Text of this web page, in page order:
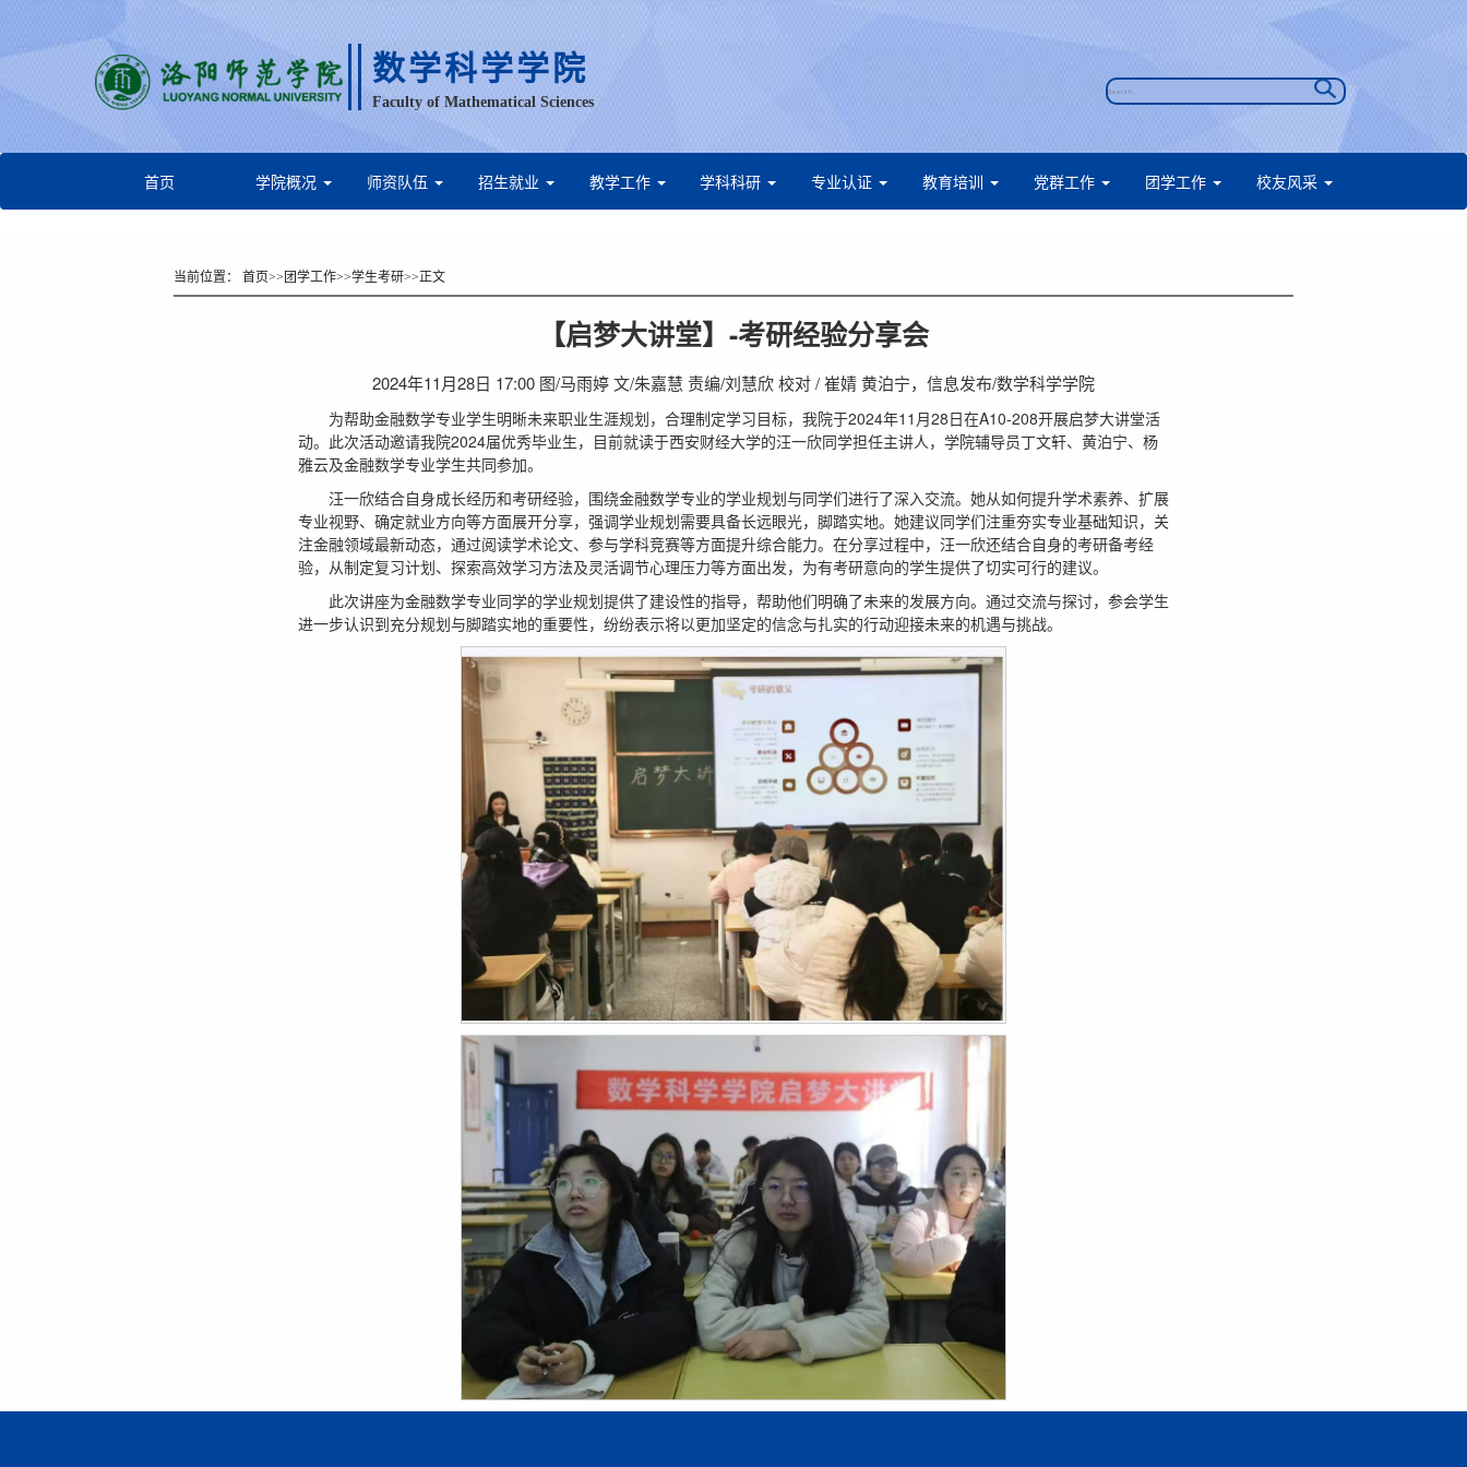
数学科学学院
Faculty of Mathematical Sciences
首页 学院概况 师资队伍 招生就业 教学工作 学科科研 专业认证 教育培训 党群工作 团学工作 校友风采
当前位置： 首页>> 团学工作>>学生考研>>正文
【启梦大讲堂】-考研经验分享会
2024年11月28日 17:00 图/马雨婷 文/朱嘉慧 责编/刘慧欣 校对 / 崔婧 黄泊宁，信息发布/数学科学学院
为帮助金融数学专业学生明晰未来职业生涯规划，合理制定学习目标，我院于2024年11月28日在A10-208开展启梦大讲堂活
动。此次活动邀请我院2024届优秀毕业生，目前就读于西安财经大学的汪一欣同学担任主讲人，学院辅导员丁文轩、黄泊宁、杨
雅云及金融数学专业学生共同参加。
汪一欣结合自身成长经历和考研经验，围绕金融数学专业的学业规划与同学们进行了深入交流。她从如何提升学术素养、扩展
专业视野、确定就业方向等方面展开分享，强调学业规划需要具备长远眼光，脚踏实地。她建议同学们注重夯实专业基础知识，关
注金融领域最新动态，通过阅读学术论文、参与学科竞赛等方面提升综合能力。在分享过程中，汪一欣还结合自身的考研备考经
验，从制定复习计划、探索高效学习方法及灵活调节心理压力等方面出发，为有考研意向的学生提供了切实可行的建议。
此次讲座为金融数学专业同学的学业规划提供了建设性的指导，帮助他们明确了未来的发展方向。通过交流与探讨，参会学生
进一步认识到充分规划与脚踏实地的重要性，纷纷表示将以更加坚定的信念与扎实的行动迎接未来的机遇与挑战。